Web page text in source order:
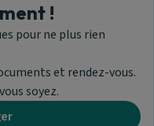
!
pour ne plus rien
et rendez-vous.
soyez.